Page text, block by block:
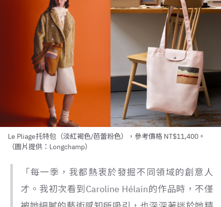
Le Pliage托特包（淡紅褐色/芭蕾粉色），參考價格 NT$11,400。
（圖片提供：Longchamp）
「每一季，我都熱衷於發掘不同領域的創意人
才。我初次看到Caroline Hélain的作品時，不僅